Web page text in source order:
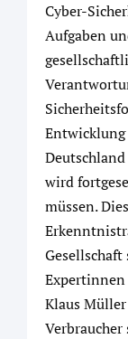
Cyber-
Aufgaben
Entwicklung
wird
müssen.
Expertinnen
Klaus